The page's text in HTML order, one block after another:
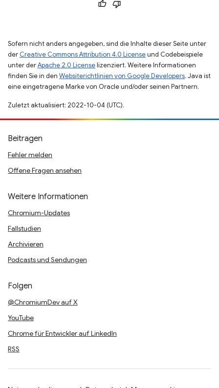
Sofern nicht anders angegeben, sind die Inhalte dieser Seite unter
der Creative Commons Attribution 4.0 Licenseund Codebeispiele
unter derApache 2.0 Licenselizenziert. Weitere Informationen
finden Sie in den Websiterichtlinien von Google Developers. Java ist
eine eingetragene Marke von Oracle und/oder seinen Partnern.
Zuletzt aktualisiert: 2022-10-04 (UTC).
Beitragen
Fehler melden
Offene Fragen ansehen
Weitere Informationen
Chromium-Updates
Fallstudien
Archivieren
Podcasts und Sendungen
Folgen
@ChromiumDev auf X
YouTube
Chrome für Entwickler auf LinkedIn
RSS